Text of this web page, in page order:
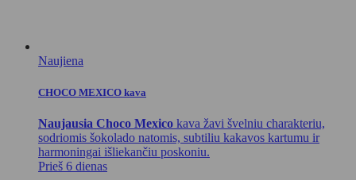
Naujiena
CHOCO MEXICO kava
Naujausia Choco Mexico kava žavi švelniu charakteriu,
sodriomis šokolado natomis, subtiliu kakavos kartumu ir
harmoningai išliekančiu poskoniu.
Prieš 6 dienas